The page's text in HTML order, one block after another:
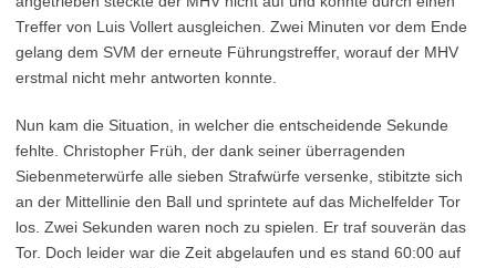
Treffer von Luis Vollert ausgleichen. Zwei Minuten vor dem Ende
gelang dem SVM der erneute Führungstreffer, worauf der MHV
erstmal nicht mehr antworten konnte.
Nun kam die Situation, in welcher die entscheidende Sekunde
fehlte. Christopher Früh, der dank seiner überragenden
Siebenmeterwürfe alle sieben Strafwürfe versenke, stibitzte sich
an der Mittellinie den Ball und sprintete auf das Michelfelder Tor
los. Zwei Sekunden waren noch zu spielen. Er traf souverän das
Tor. Doch leider war die Zeit abgelaufen und es stand 60:00 auf